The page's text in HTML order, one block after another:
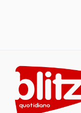
content